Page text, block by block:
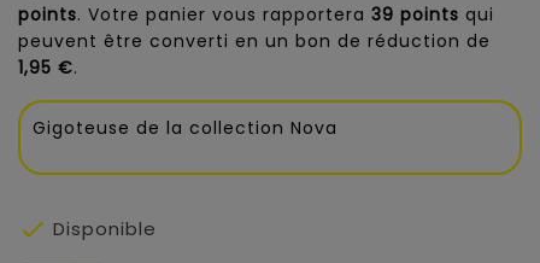
points. Votre panier vous rapportera 39 points qui
peuvent être converti en un bon de réduction de
1,95 €.
Gigoteuse de la collection Nova
 Disponible